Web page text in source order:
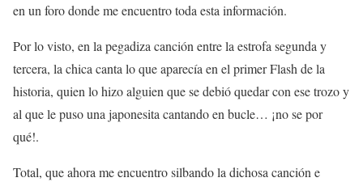
en un foro donde me encuentro toda esta información.
Por lo visto, en la pegadiza canción entre la estrofa segunda y
tercera, la chica canta lo que aparecía en el primer Flash de la
historia, quien lo hizo alguien que se debió quedar con ese trozo y
al que le puso una japonesita cantando en bucle… ¡no se por
qué!.
Total, que ahora me encuentro silbando la dichosa canción e